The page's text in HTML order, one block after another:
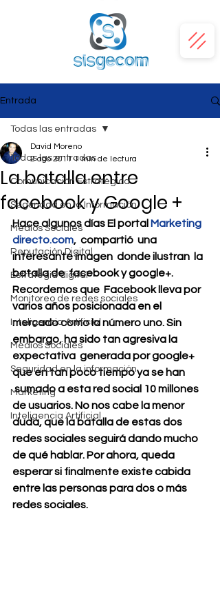
Entrada
Todas las entradas
Comunicación Estratégica
Seguridad en la Información
Medios Sociales
Reputación Digital
Estrategia digital
Monitoreo de redes sociales
Inteligencia Artificial
Medios Sociales
Seguridad en la información
Marketing
Inteligencia Artificial
Todas las entradas
La batalla entre
facebook y Google +
David Moreno
2 ago 2011 1 min de lectura
Hace algunos días El portal Marketing
directo.com,  compartió  una
interesante imagen  donde ilustran  la
batalla de  facebook y google+.
Recordemos que  Facebook lleva por
varios años posicionada en el
mercado como la número uno. Sin
embargo, ha sido tan agresiva la
expectativa  generada por google+
que en tan poco tiempo ya se han
sumado a esta red social 10 millones
de usuarios. No nos cabe la menor
duda, que la batalla de estas dos
redes sociales seguirá dando mucho
de qué hablar. Por ahora, queda
esperar si finalmente existe cabida
entre las personas para dos o más
redes sociales.